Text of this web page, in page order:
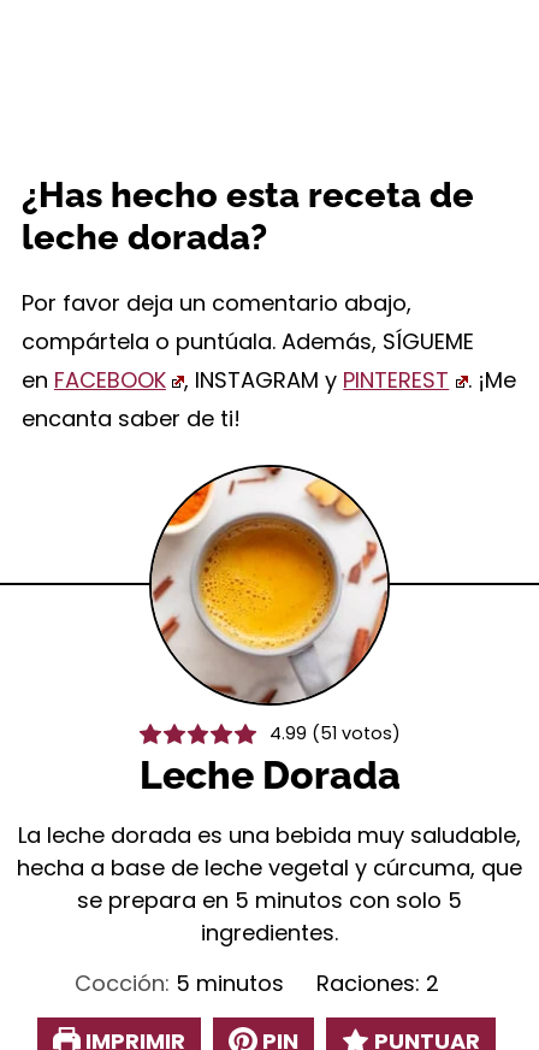
¿Has hecho esta receta de
leche dorada?
Por favor deja un comentario abajo,
compártela o puntúala. Además, SÍGUEME
en FACEBOOK , INSTAGRAM y PINTEREST
. ¡Me
encanta saber de ti!
4.99 (51 votos)
Leche Dorada
La leche dorada es una bebida muy saludable,
hecha a base de leche vegetal y cúrcuma, que
se prepara en 5 minutos con solo 5
ingredientes.
Cocción: 5minutos
minutos Raciones: 2
IMPRIMIR
PIN PUNTUAR